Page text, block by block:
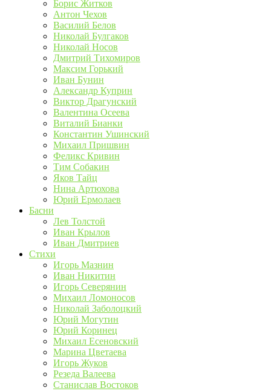
Борис Житков
Антон Чехов
Василий Белов
Николай Булгаков
Николай Носов
Дмитрий Тихомиров
Максим Горький
Иван Бунин
Александр Куприн
Виктор Драгунский
Валентина Осеева
Виталий Бианки
Константин Ушинский
Михаил Пришвин
Феликс Кривин
Тим Собакин
Яков Тайц
Нина Артюхова
Юрий Ермолаев
Басни
Лев Толстой
Иван Крылов
Иван Дмитриев
Стихи
Игорь Мазнин
Иван Никитин
Игорь Северянин
Михаил Ломоносов
Николай Заболоцкий
Юрий Могутин
Юрий Коринец
Михаил Есеновский
Марина Цветаева
Игорь Жуков
Резеда Валеева
Станислав Востоков